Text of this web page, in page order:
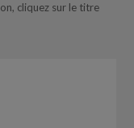
cliquez sur le titre